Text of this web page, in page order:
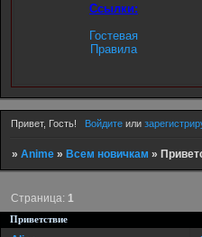
Ссылки:
Гостевая
Правила
Привет, Гость! Войдитеили
»Anime » Всем новичкам »
Приветствие
Страница: 1